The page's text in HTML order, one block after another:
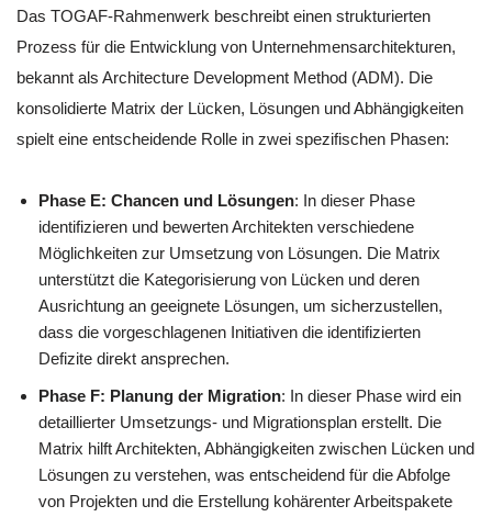
Das TOGAF-Rahmenwerk beschreibt einen strukturierten
Prozess für die Entwicklung von Unternehmensarchitekturen,
bekannt als Architecture Development Method (ADM). Die
konsolidierte Matrix der Lücken, Lösungen und Abhängigkeiten
spielt eine entscheidende Rolle in zwei spezifischen Phasen:
Phase E: Chancen und Lösungen: In dieser Phase
identifizieren und bewerten Architekten verschiedene
Möglichkeiten zur Umsetzung von Lösungen. Die Matrix
unterstützt die Kategorisierung von Lücken und deren
Ausrichtung an geeignete Lösungen, um sicherzustellen,
dass die vorgeschlagenen Initiativen die identifizierten
Defizite direkt ansprechen.
Phase F: Planung der Migration: In dieser Phase wird ein
detaillierter Umsetzungs- und Migrationsplan erstellt. Die
Matrix hilft Architekten, Abhängigkeiten zwischen Lücken und
Lösungen zu verstehen, was entscheidend für die Abfolge
von Projekten und die Erstellung kohärenter Arbeitspakete